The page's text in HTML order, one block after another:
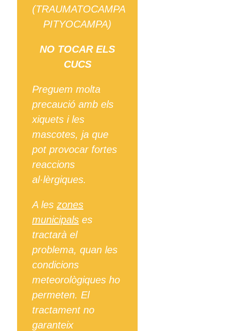
(TRAUMATOCAMPA
PITYOCAMPA)
NO TOCAR ELS
CUCS
Preguem molta
precaució amb els
xiquets i les
mascotes, ja que
pot provocar fortes
reaccions
al·lèrgiques.
A les zones
municipals es
tractarà el
problema, quan les
condicions
meteorològiques ho
permeten. El
tractament no
garanteix